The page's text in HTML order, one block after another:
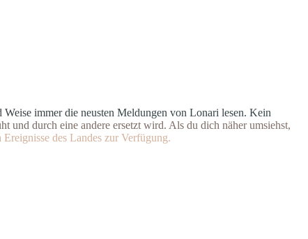
Weise immer die neusten Meldungen von Lonari lesen. Kein
ht und durch eine andere ersetzt wird. Als du dich näher umsiehst,
Ereignisse des Landes zur Verfügung.